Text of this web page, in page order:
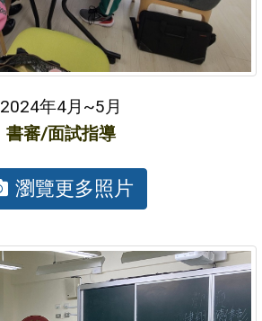
2024年4月~5月
書審/面試指導
瀏覽更多照片